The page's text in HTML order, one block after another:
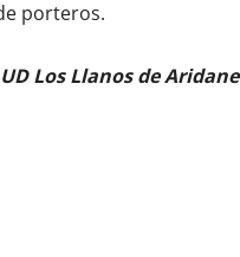
porteros.
Los Llanos de Aridane